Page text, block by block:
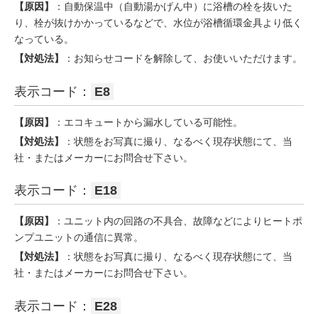
【原因】
：自動保温中（自動湯かげん中）に浴槽の栓を抜いた
り、栓が抜けかかっているなどで、水位が浴槽循環金具より低く
なっている。
【対処法】
：お知らせコードを解除して、お使いいただけます。
表示コード： E8
【原因】
：エコキュートから漏水している可能性。
【対処法】
：状態をお写真に撮り、なるべく現存状態にて、当
社・またはメーカーにお問合せ下さい。
表示コード： E18
【原因】
：ユニット内の回路の不具合、故障などによりヒートポ
ンプユニットの通信に異常。
【対処法】
：状態をお写真に撮り、なるべく現存状態にて、当
社・またはメーカーにお問合せ下さい。
表示コード： E28